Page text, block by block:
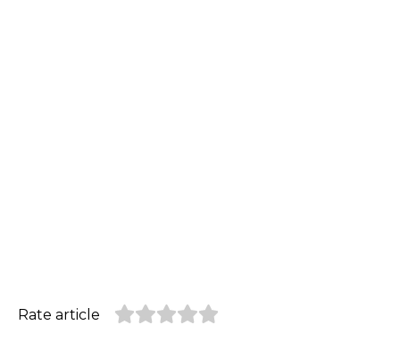
Rate article